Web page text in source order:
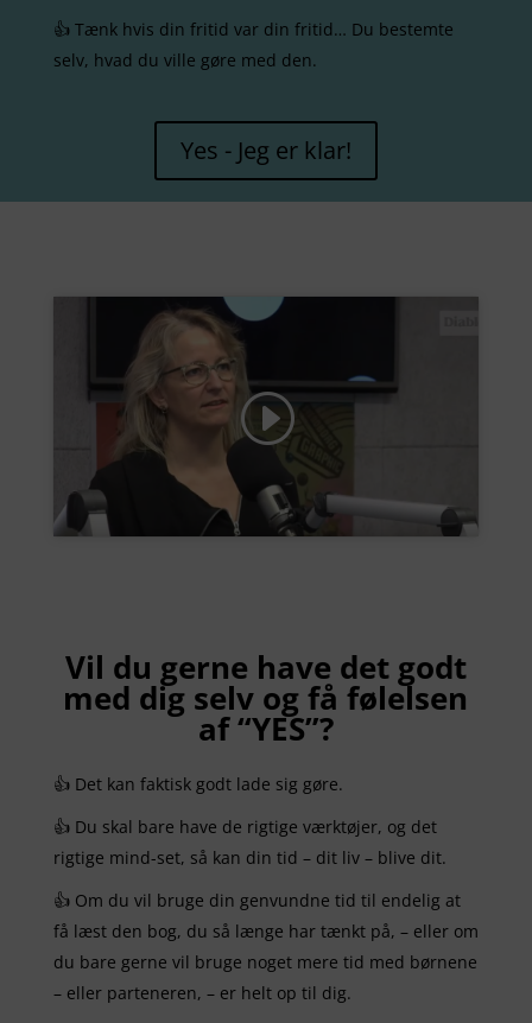
👍 Tænk hvis din fritid var din fritid… Du bestemte
selv, hvad du ville gøre med den.
Yes - Jeg er klar!
Klik for at acceptere markedsføring
cookies og aktivere dette indhold
Vil du gerne have det godt
med dig selv og få følelsen
af “YES”?
👍 Det kan faktisk godt lade sig gøre.
👍 Du skal bare have de rigtige værktøjer, og det
rigtige mind-set, så kan din tid – dit liv – blive dit.
👍 Om du vil bruge din genvundne tid til endelig at
få læst den bog, du så længe har tænkt på, – eller om
du bare gerne vil bruge noget mere tid med børnene
– eller parteneren, – er helt op til dig.